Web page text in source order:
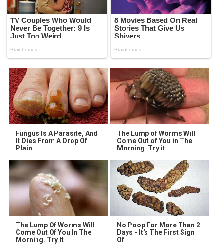
Fungus Is A Parasite, And
It Dies From A Drop Of
Plain...
The Lump of Worms Will
Come Out of You in The
Morning. Try it
The Lump Of Worms Will
Come Out Of You In The
Morning. Try It
No Poop For More Than 2
Days - It's The First Sign
Of